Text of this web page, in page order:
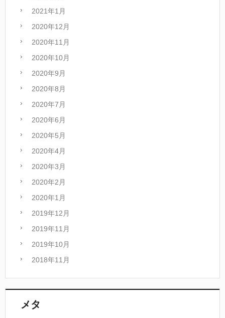
2021年1月
2020年12月
2020年11月
2020年10月
2020年9月
2020年8月
2020年7月
2020年6月
2020年5月
2020年4月
2020年3月
2020年2月
2020年1月
2019年12月
2019年11月
2019年10月
2018年11月
メタ